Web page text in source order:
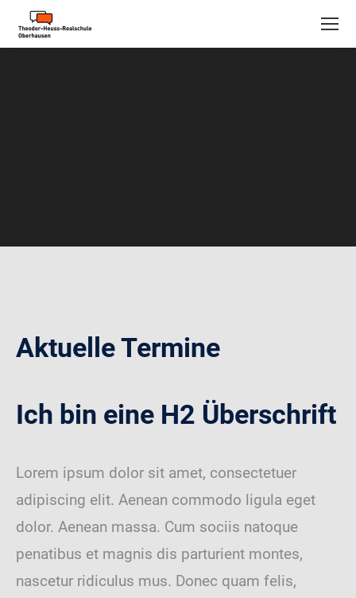
Aktuelle Termine
Ich bin eine H2 Überschrift
Lorem ipsum dolor sit amet, consectetuer
adipiscing elit. Aenean commodo ligula eget
dolor. Aenean massa. Cum sociis natoque
penatibus et magnis dis parturient montes,
nascetur ridiculus mus. Donec quam felis,